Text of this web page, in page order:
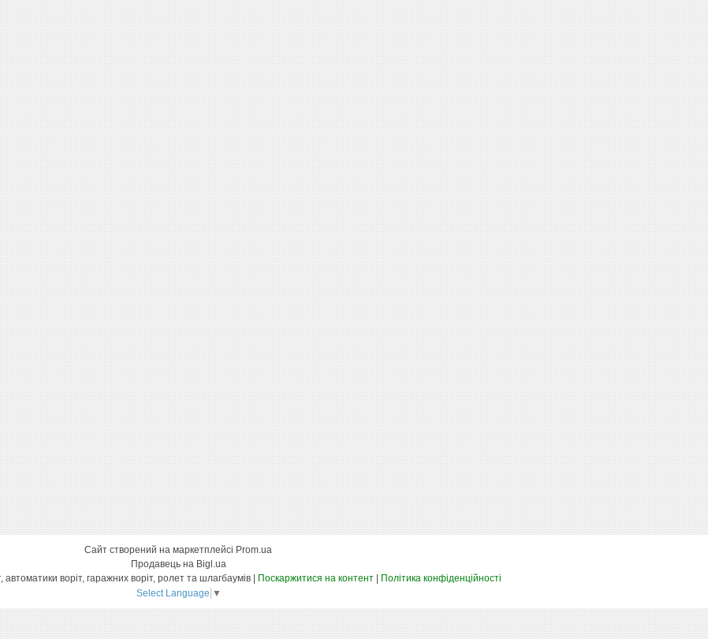
Сайт створений на маркетплейсі Prom.ua
Продавець на Bigl.ua
Поскаржитися на контент
Політика конфіденційності
Select Language ▼